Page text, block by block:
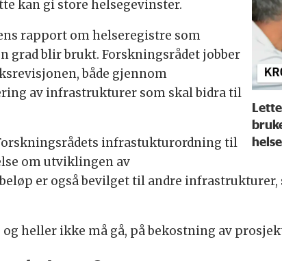
kan gi store helsegevinster.
rapport om helseregistre som
grad blir brukt. Forskningsrådet jobber
både gjennom
av infrastrukturer som skal bidra til
infrastukturordning til
om utviklingen av
er også bevilget til andre
heller ikke må gå, på bekostning av